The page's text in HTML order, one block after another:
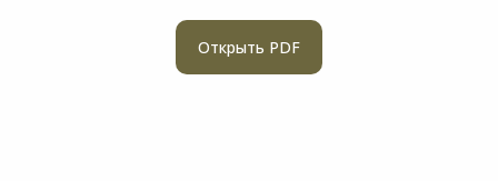
Открыть PDF